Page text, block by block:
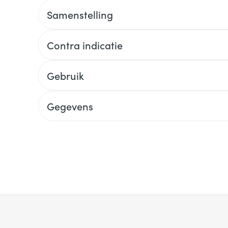
Samenstelling
Contra indicatie
Gebruik
Gegevens